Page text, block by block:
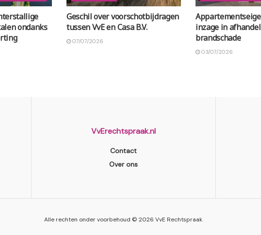
ondanks
Geschil over voorschotbijdragen
tussen VvE en Casa B.V.
07/07/2026
inzage in
brandschade
03/07/2026
VvErechtspraak.nl
Contact
Over ons
Alle rechten onder voorbehoud © 2026 VvE Rechtspraak.